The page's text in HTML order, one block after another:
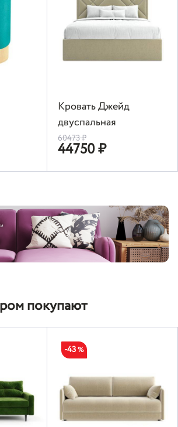
Кровать Джейд
двуспальная
60473₽
44750₽
покупают
-43%